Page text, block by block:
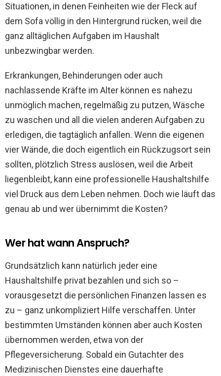
Situationen, in denen Feinheiten wie der Fleck auf
dem Sofa völlig in den Hintergrund rücken, weil die
ganz alltäglichen Aufgaben im Haushalt
unbezwingbar werden.
Erkrankungen, Behinderungen oder auch
nachlassende Kräfte im Alter können es nahezu
unmöglich machen, regelmäßig zu putzen, Wäsche
zu waschen und all die vielen anderen Aufgaben zu
erledigen, die tagtäglich anfallen. Wenn die eigenen
vier Wände, die doch eigentlich ein Rückzugsort sein
sollten, plötzlich Stress auslösen, weil die Arbeit
liegenbleibt, kann eine professionelle Haushaltshilfe
viel Druck aus dem Leben nehmen. Doch wie läuft das
genau ab und wer übernimmt die Kosten?
Wer hat wann Anspruch?
Grundsätzlich kann natürlich jeder eine
Haushaltshilfe privat bezahlen und sich so –
vorausgesetzt die persönlichen Finanzen lassen es
zu – ganz unkompliziert Hilfe verschaffen. Unter
bestimmten Umständen können aber auch Kosten
übernommen werden, etwa von der
Pflegeversicherung. Sobald ein Gutachter des
Medizinischen Dienstes eine dauerhafte